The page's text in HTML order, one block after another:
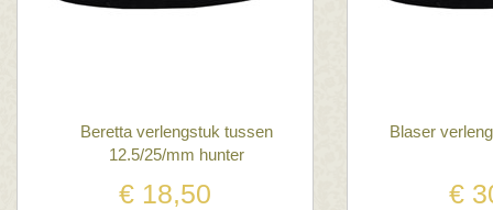
Beretta verlengstuk tussen
12.5/25/mm hunter
€ 18,50
Blaser
€